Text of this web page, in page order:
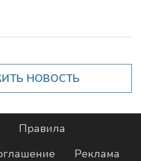
НОВОСТЬ
Правила
Реклама